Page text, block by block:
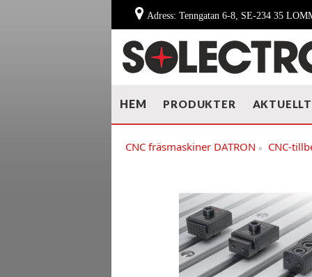
Adress: Tenngatan 6-8, SE-234 35
HEM PRODUKTER AKTUELLT
CNC fräsmaskiner DATRON » CNC-